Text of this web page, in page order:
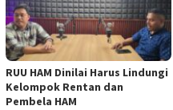
RUU HAM Dinilai Harus Lindungi
Kelompok Rentan dan
Pembela HAM